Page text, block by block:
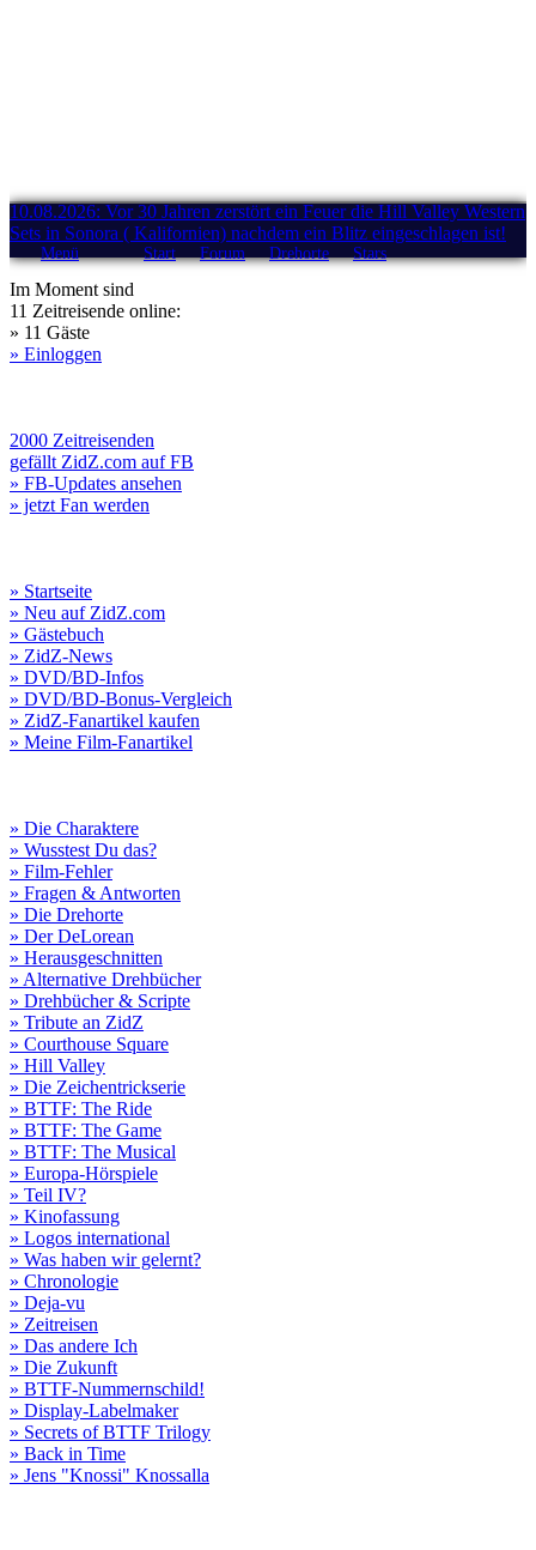
10.08.2026: Vor 30 Jahren zerstört ein Feuer die Hill Valley Western
Sets in Sonora ( Kalifornien) nachdem ein Blitz eingeschlagen ist!
Menü Start Forum Drehorte Stars
Im Moment sind
11 Zeitreisende online:
» 11 Gäste
» Einloggen
2000 Zeitreisenden
gefällt ZidZ.com auf FB
» FB-Updates ansehen
» jetzt Fan werden
» Startseite
» Neu auf ZidZ.com
» Gästebuch
» ZidZ-News
» DVD/BD-Infos
» DVD/BD-Bonus-Vergleich
» ZidZ-Fanartikel kaufen
» Meine Film-Fanartikel
» Die Charaktere
» Wusstest Du das?
» Film-Fehler
» Fragen & Antworten
» Die Drehorte
» Der DeLorean
» Herausgeschnitten
» Alternative Drehbücher
» Drehbücher & Scripte
» Tribute an ZidZ
» Courthouse Square
» Hill Valley
» Die Zeichentrickserie
» BTTF: The Ride
» BTTF: The Game
» BTTF: The Musical
» Europa-Hörspiele
» Teil IV?
» Kinofassung
» Logos international
» Was haben wir gelernt?
» Chronologie
» Deja-vu
» Zeitreisen
» Das andere Ich
» Die Zukunft
» BTTF-Nummernschild!
» Display-Labelmaker
» Secrets of BTTF Trilogy
» Back in Time
» Jens "Knossi" Knossalla